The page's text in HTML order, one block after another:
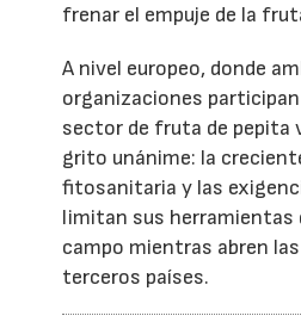
frenar el empuje de la
A nivel europeo, donde
organizaciones
sector de fruta de pepita
grito unánime: la
fitosanitaria y las
limitan sus herramientas
campo mientras abren
terceros países.